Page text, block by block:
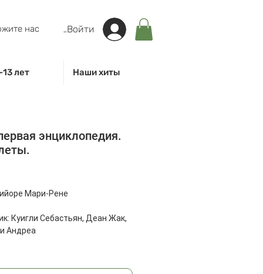
нас Войти
13 лет Наши хиты
энциклопедия.
Мари-Рене
Куигли Себастьян, Деан Жак,
Андреа